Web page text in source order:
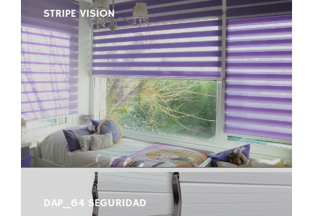
STRIPE VISION
DAP_64 SEGURIDAD